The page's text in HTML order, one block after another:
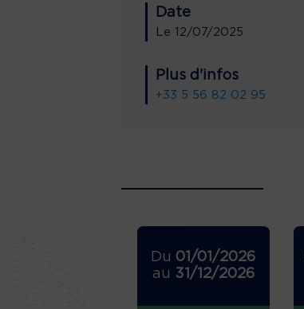
Date
Le 12/07/2025
Plus d'infos
+33 5 56 82 02 95
Du 01/01/2026
au 31/12/2026